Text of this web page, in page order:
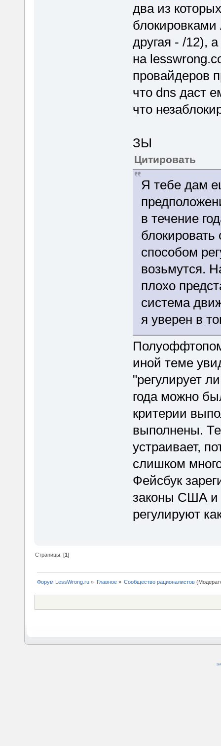
два из
другая - /12),
на
провайдеров
что dns даст
что
ЗЫ
Цитировать
Я тебе дам
в течение
способом
возьмутся.
плохо
система
я уверен в
иной теме
"регулирует
года можно
критерии
выполнены.
устраивает,
слишком
Фейсбук
законы США и
регулируют
Страницы: [1]
Форум LessWrong.ru » Главное» Сообщество рационалистов